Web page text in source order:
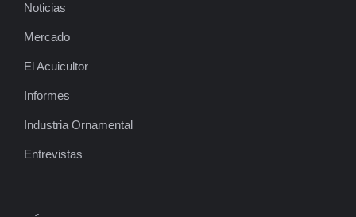
Noticias
Mercado
El Acuicultor
Informes
Industria Ornamental
Entrevistas